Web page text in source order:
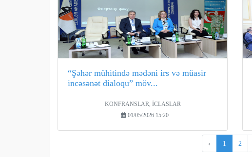
“Şəhər mühitində mədəni irs və müasir
incəsənət dialoqu” möv...
KONFRANSLAR, İCLASLAR
01/05/2026 15:20
‹ 1 2